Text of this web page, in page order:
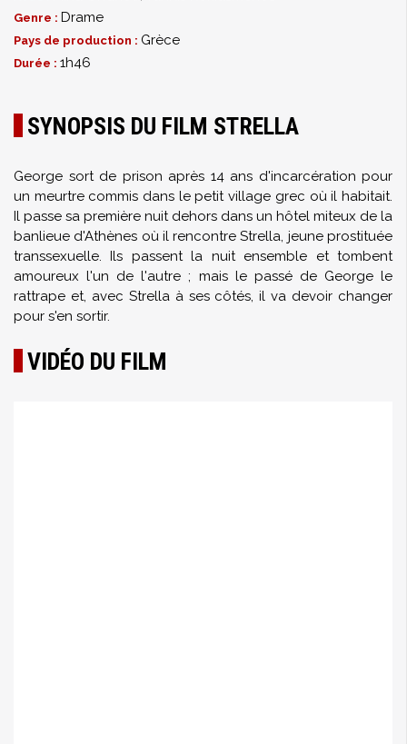
Genre : Drame
Pays de production : Grèce
Durée : 1h46
SYNOPSIS DU FILM STRELLA
George sort de prison après 14 ans d'incarcération pour
un meurtre commis dans le petit village grec où il habitait.
Il passe sa première nuit dehors dans un hôtel miteux de la
banlieue d'Athènes où il rencontre Strella, jeune prostituée
transsexuelle. Ils passent la nuit ensemble et tombent
amoureux l'un de l'autre ; mais le passé de George le
rattrape et, avec Strella à ses côtés, il va devoir changer
pour s'en sortir.
VIDÉO DU FILM